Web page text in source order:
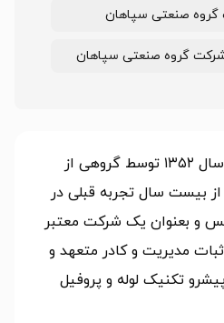
گروه صنعتی سپاهان
گروه صنعتی سپاهان
گروه صنعتی سپاهان در سال ۱۳۵۲ توسط گروهی از
بیست سال تجربه قبلی در
و بعنوان یک شرکت معتبر
مدیریت و کادر متعهد و
تکنیک لوله و پروفیل